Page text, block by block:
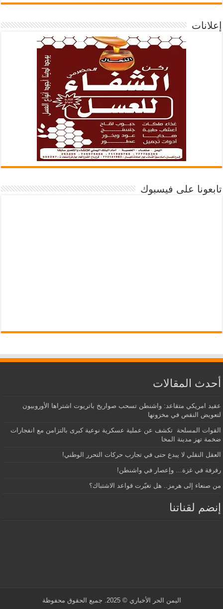
إعلانات
تابعونا على فيسبوك
أحدث المقالات
عقيد امريكي متقاعد: واشنطن تسحب صواريخ باتريوت اشتراها الأوروبيون
لتعويض النقص في مخزونها
القوات المسلحة تكشف عن عملية عسكرية نوعية كبرى بالتزامن مع انفجارات
ضخمة تهز مدينة المخا
العقل النقلي لا يبدع حتى في تجارب حركات التحرر الوطني!
رفرفة في غزة… وإعصار في واشنطن!
من صنعاء إلى هرمز.. هل تغيّرت قواعد الاشتباك؟
إنضم لقناتنا
اليمن الحر الأخباري © 2025. جميع الحقوق محفوظة